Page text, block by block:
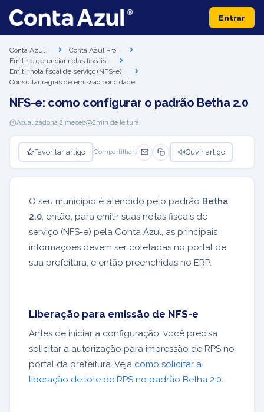
Entrar
Conta Azul
Conta Azul Pro
Emitir e gerenciar notas fiscais
Emitir nota fiscal de serviço (NFS-e)
Consultar regras de emissão por cidade
NFS-e: como configurar o padrão Betha 2.0
Atualizadohá 2 meses 2min de leitura
Favoritar artigo Compartilhar: Ouvir artigo
O seu município é atendido pelo padrão Betha
2.0, então, para emitir suas notas fiscais de
serviço (NFS-e) pela Conta Azul, as principais
informações devem ser coletadas no portal de
sua prefeitura, e então preenchidas no ERP.
Liberação para emissão de NFS-e
Antes de iniciar a configuração, você precisa
solicitar a autorização para impressão de RPS no
portal da prefeitura. Veja como solicitar a
liberação de lote de RPS no padrão Betha 2.0.